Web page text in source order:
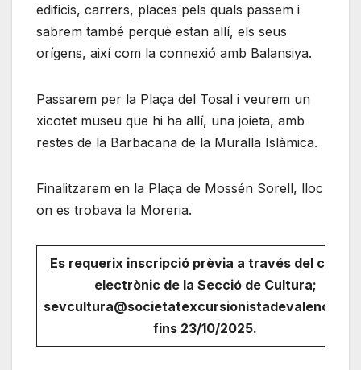
edificis, carrers, places pels quals passem i
sabrem també perquè estan allí, els seus
orígens, així com la connexió amb Balansiya.
Passarem per la Plaça del Tosal i veurem un
xicotet museu que hi ha allí, una joieta, amb
restes de la Barbacana de la Muralla Islàmica.
Finalitzarem en la Plaça de Mossén Sorell, lloc
on es trobava la Moreria.
Es requerix inscripció prèvia a través del correu
electrònic de la Secció de Cultura;
fins 23/10/2025.